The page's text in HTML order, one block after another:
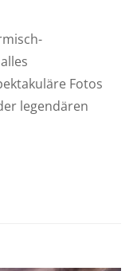
Fotos
legendären